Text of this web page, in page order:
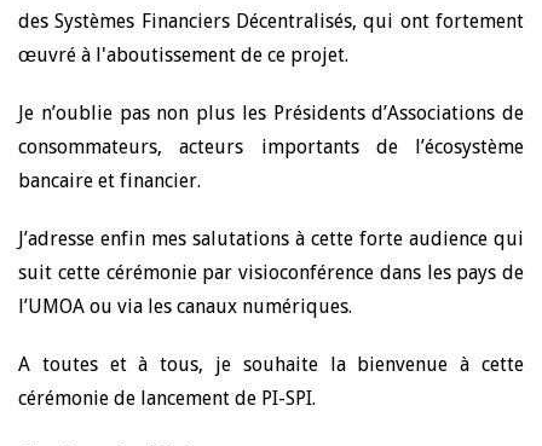
des Systèmes Financiers Décentralisés, qui ont fortement
œuvré à l'aboutissement de ce projet.
Je n’oublie pas non plus les Présidents d’Associations de
consommateurs, acteurs importants de l’écosystème
bancaire et financier.
J’adresse enfin mes salutations à cette forte audience qui
suit cette cérémonie par visioconférence dans les pays de
l’UMOA ou via les canaux numériques.
A toutes et à tous, je souhaite la bienvenue à cette
cérémonie de lancement de PI-SPI.